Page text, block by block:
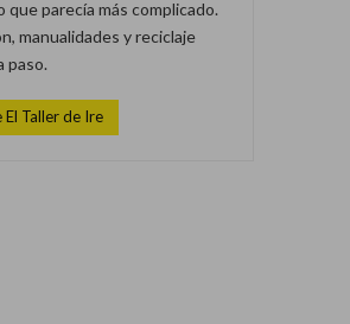
que parecía más complicado.
manualidades y reciclaje
paso.
Taller de Ire